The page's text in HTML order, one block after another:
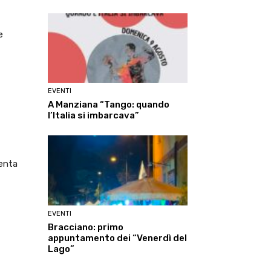
EVENTI
A Manziana “Tango: quando
l’Italia si imbarcava”
EVENTI
Bracciano: primo
appuntamento dei “Venerdì del
Lago”